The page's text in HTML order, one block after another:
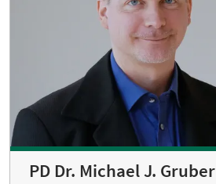
PD Dr. Michael J. Gruber